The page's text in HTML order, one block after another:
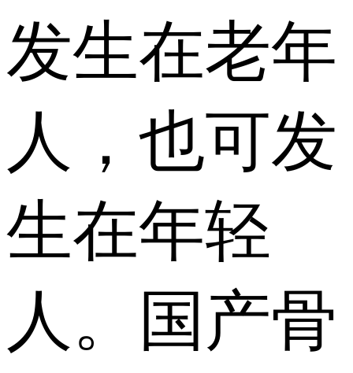
发生在老年
人，也可发
生在年轻
人。国产骨